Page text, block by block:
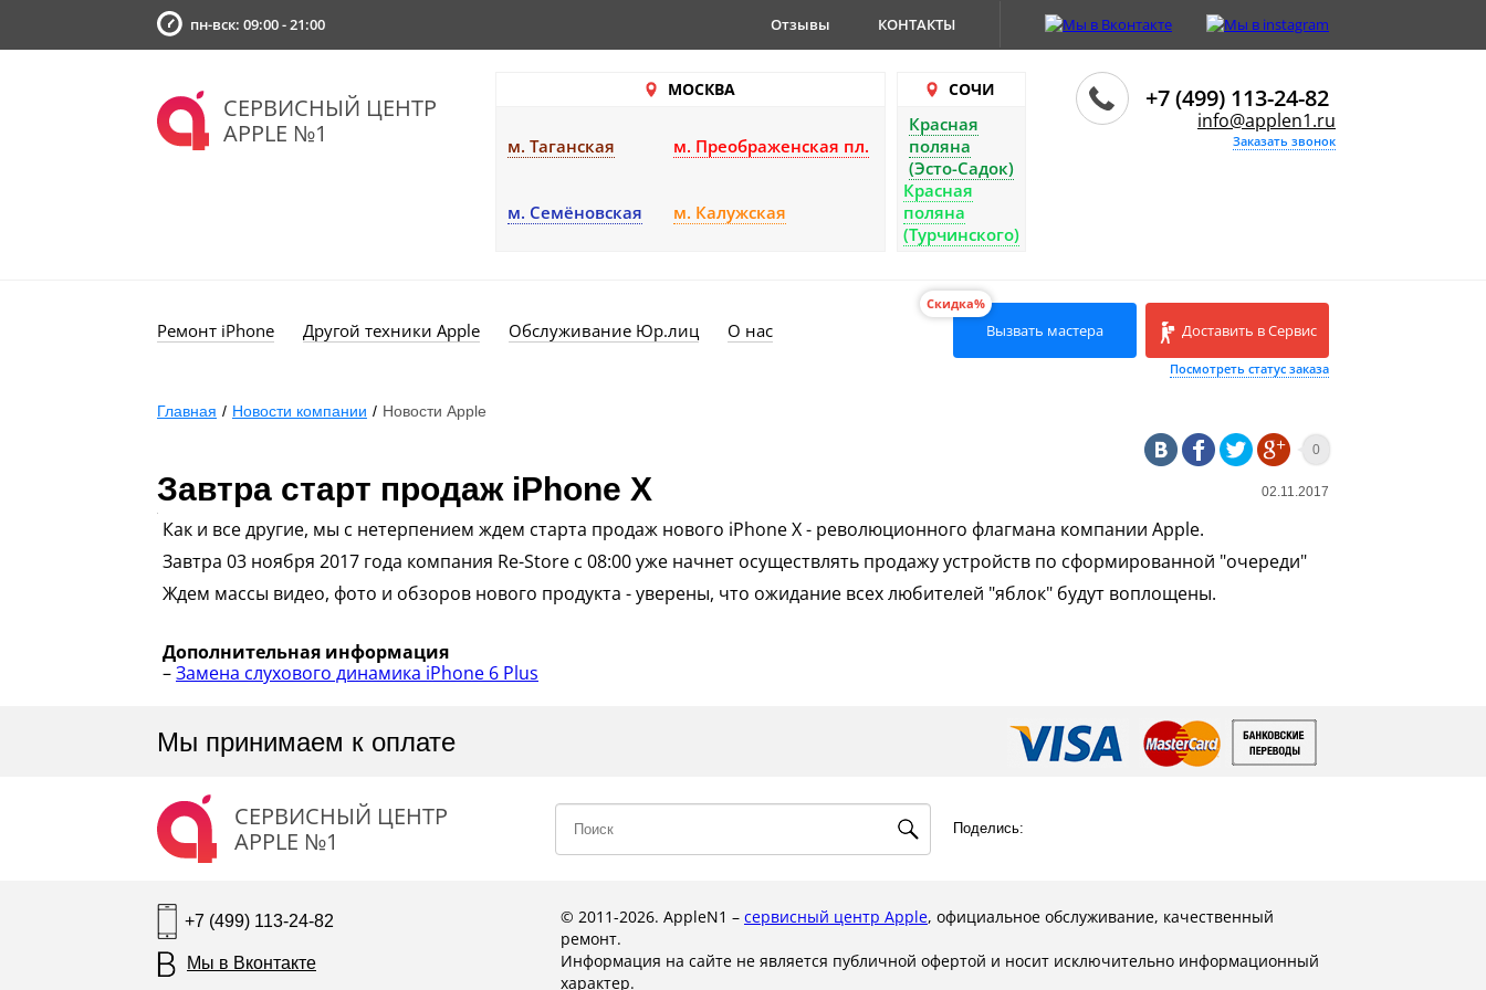
пн-вск: 09:00 - 21:00 Отзывы КОНТАКТЫ
СЕРВИСНЫЙ ЦЕНТР
APPLE №1
МОСКВА
м. Таганская м. Преображенская пл.
м. Семёновская м. Калужская
СОЧИ
Красная
поляна
(Эсто-Садок)
Красная
поляна
(Турчинского)
+7 (499) 113-24-82
info@applen1.ru
Заказать звонок
Ремонт iPhone Другой техники Apple Обслуживание Юр.лиц О нас
Скидка%
Вызвать мастера Доставить в Сервис
Посмотреть статус заказа
Главная / Новости компании / Новости Apple
0
Завтра старт продаж iPhone X 02.11.2017
Как и все другие, мы с нетерпением ждем старта продаж нового iPhone X - революционного флагмана компании Apple.
Завтра 03 ноября 2017 года компания Re-Store с 08:00 уже начнет осуществлять продажу устройств по сформированной "очереди"
Ждем массы видео, фото и обзоров нового продукта - уверены, что ожидание всех любителей "яблок" будут воплощены.
Дополнительная информация
–Замена слухового динамика iPhone 6 Plus
Мы принимаем к оплате
СЕРВИСНЫЙ ЦЕНТР
APPLE №1
Поделись:
+7 (499) 113-24-82
Мы в Вконтакте
© 2011-2026. AppleN1 – сервисный центр Apple, официальное обслуживание, качественный
ремонт.
Информация на сайте не является публичной офертой и носит исключительно информационный
характер.